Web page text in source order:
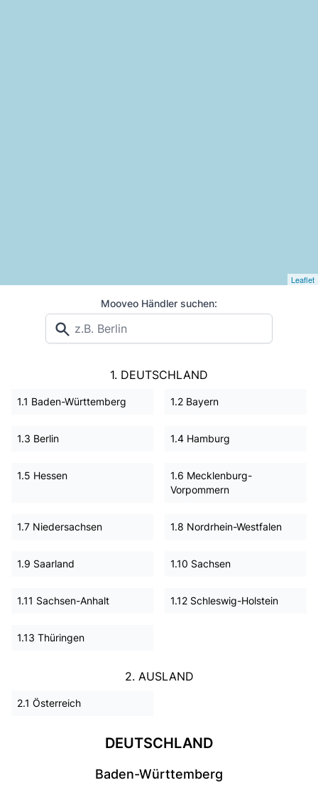
Leaflet
Mooveo Händler suchen:
1. DEUTSCHLAND
1.1 Baden-Württemberg 1.2 Bayern
1.3 Berlin 1.4 Hamburg
1.5 Hessen
1.6 Mecklenburg-
Vorpommern
1.7 Niedersachsen 1.8 Nordrhein-Westfalen
1.9 Saarland 1.10 Sachsen
1.11 Sachsen-Anhalt 1.12 Schleswig-Holstein
1.13 Thüringen
2. AUSLAND
2.1 Österreich
DEUTSCHLAND
Baden-Württemberg